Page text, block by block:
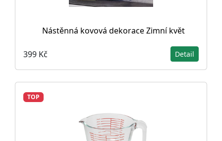
Nástěnná kovová dekorace Zimní květ
399 Kč Detail
TOP